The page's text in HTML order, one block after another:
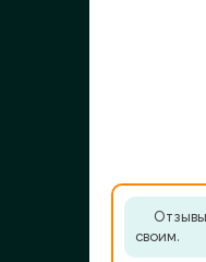
своим.